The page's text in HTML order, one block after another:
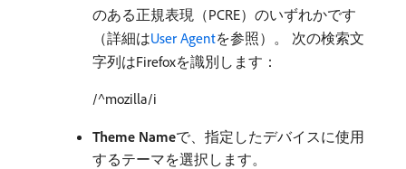
のある正規表現（PCRE）のいずれかです
（詳細はUser Agentを参照）。 次の検索文
字列はFirefoxを識別します：
/^mozilla/i
Theme Name​で、指定したデバイスに使用
するテーマを選択します。